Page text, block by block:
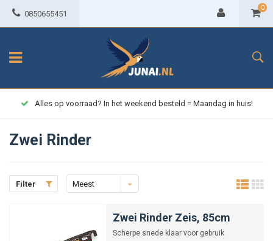
0850655451
0
Alles op voorraad? In het weekend besteld = Maandag in huis!
Zwei Rinder
Filter
Meest
Zwei Rinder Zeis, 85cm
Scherpe snede klaar voor gebruik